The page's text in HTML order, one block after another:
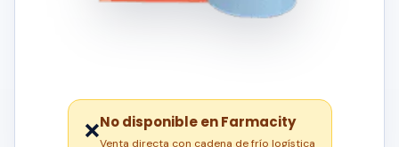
❌No disponible en Farmacity
Venta directa con cadena de frío logística